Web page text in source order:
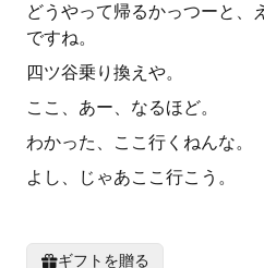
どうやって帰るかっつーと、
ですね。
四ツ谷乗り換えや。
ここ、あー、なるほど。
わかった、ここ行くねんな。
よし、じゃあここ行こう。
ギフトを贈る